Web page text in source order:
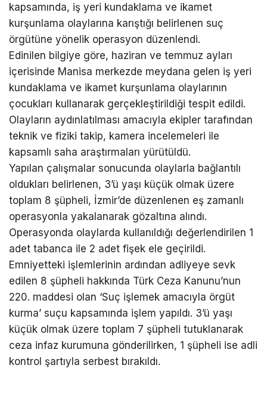
kapsamında, iş yeri kundaklama ve ikamet
kurşunlama olaylarına karıştığı belirlenen suç
örgütüne yönelik operasyon düzenlendi.
Edinilen bilgiye göre, haziran ve temmuz ayları
içerisinde Manisa merkezde meydana gelen iş yeri
kundaklama ve ikamet kurşunlama olaylarının
çocukları kullanarak gerçekleştirildiği tespit edildi.
Olayların aydınlatılması amacıyla ekipler tarafından
teknik ve fiziki takip, kamera incelemeleri ile
kapsamlı saha araştırmaları yürütüldü.
Yapılan çalışmalar sonucunda olaylarla bağlantılı
oldukları belirlenen, 3’ü yaşı küçük olmak üzere
toplam 8 şüpheli, İzmir’de düzenlenen eş zamanlı
operasyonla yakalanarak gözaltına alındı.
Operasyonda olaylarda kullanıldığı değerlendirilen 1
adet tabanca ile 2 adet fişek ele geçirildi.
Emniyetteki işlemlerinin ardından adliyeye sevk
edilen 8 şüpheli hakkında Türk Ceza Kanunu’nun
220. maddesi olan ‘Suç işlemek amacıyla örgüt
kurma’ suçu kapsamında işlem yapıldı. 3’ü yaşı
küçük olmak üzere toplam 7 şüpheli tutuklanarak
ceza infaz kurumuna gönderilirken, 1 şüpheli ise adli
kontrol şartıyla serbest bırakıldı.